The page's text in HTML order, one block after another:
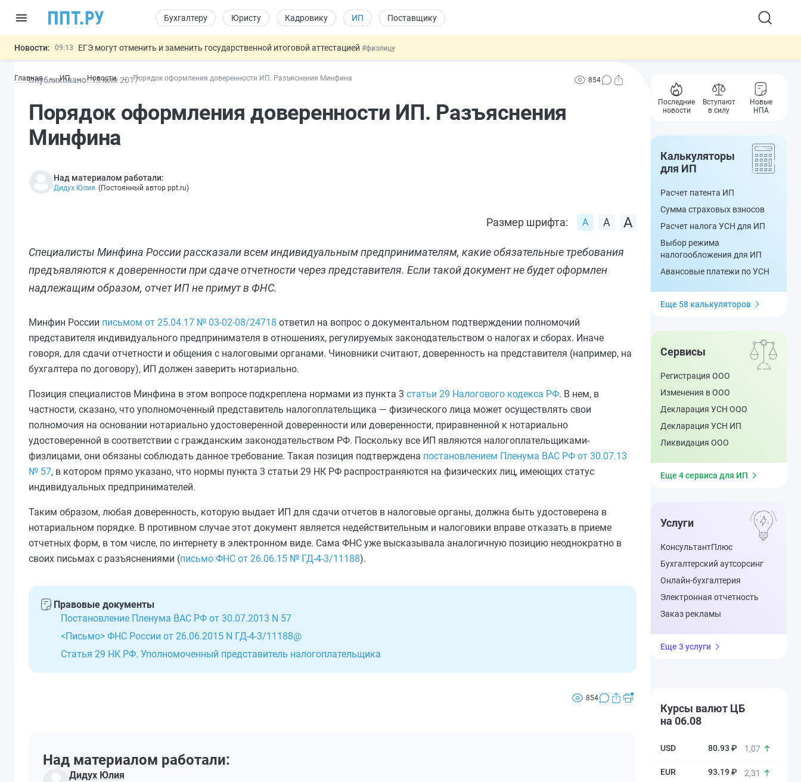
Бухгалтеру Юристу Кадровику ИП Поставщику
Новости: 09:13 ЕГЭ могут отменить и заменить государственной итоговой аттестацией #физлицу
06.08 Минпромторг предложил запретить смешанные лоты электроники в госзакупках
06.08
Важно Обеспечительный платёж СПОТ могут заменить банковской гарантией#бухгалтеру
Главная ИП Новости Порядок оформления доверенности ИП. Разъяснения Минфина
Опубликовано: 15 мая 2017 854
Порядок оформления доверенности ИП. Разъяснения
Минфина
Над материалом работали:
Дидух Юлия (Постоянный автор ppt.ru)
Размер шрифта:
Специалисты Минфина России рассказали всем индивидуальным предпринимателям, какие обязательные требования
предъявляются к доверенности при сдаче отчетности через представителя. Если такой документ не будет оформлен
надлежащим образом, отчет ИП не примут в ФНС.
Минфин России письмом от 25.04.17 № 03-02-08/24718 ответил на вопрос о документальном подтверждении полномочий
представителя индивидуального предпринимателя в отношениях, регулируемых законодательством о налогах и сборах. Иначе
говоря, для сдачи отчетности и общения с налоговыми органами. Чиновники считают, доверенность на представителя (например, на
бухгалтера по договору), ИП должен заверить нотариально.
Позиция специалистов Минфина в этом вопросе подкреплена нормами из пункта 3 статьи 29 Налогового кодекса РФ. В нем, в
частности, сказано, что уполномоченный представитель налогоплательщика — физического лица может осуществлять свои
полномочия на основании нотариально удостоверенной доверенности или доверенности, приравненной к нотариально
удостоверенной в соответствии с гражданским законодательством РФ. Поскольку все ИП являются налогоплательщиками-
физлицами, они обязаны соблюдать данное требование. Такая позиция подтверждена постановлением Пленума ВАС РФ от 30.07.13
№ 57, в котором прямо указано, что нормы пункта 3 статьи 29 НК РФ распространяются на физических лиц, имеющих статус
индивидуальных предпринимателей.
Таким образом, любая доверенность, которую выдает ИП для сдачи отчетов в налоговые органы, должна быть удостоверена в
нотариальном порядке. В противном случае этот документ является недействительным и налоговики вправе отказать в приеме
отчетных форм, в том числе, по интернету в электронном виде. Сама ФНС уже высказывала аналогичную позицию неоднократно в
своих письмах с разъяснениями (письмо ФНС от 26.06.15 № ГД-4-3/11188).
Правовые документы
Постановление Пленума ВАС РФ от 30.07.2013 N 57
<Письмо> ФНС России от 26.06.2015 N ГД-4-3/11188@
Статья 29 НК РФ. Уполномоченный представитель налогоплательщика
854
Над материалом работали:
Дидух Юлия
Последние
новости
Вступают
в силу
Новые
НПА
Калькуляторы
для ИП
Расчет патента ИП
Сумма страховых взносов
Расчет налога УСН для ИП
Выбор режима
налогообложения для ИП
Авансовые платежи по УСН
Еще 58 калькуляторов
Сервисы
Регистрация ООО
Изменения в ООО
Декларация УСН ООО
Декларация УСН ИП
Ликвидация ООО
Еще 4 сервиса для ИП
Услуги
КонсультантПлюс
Бухгалтерский аутсорсинг
Онлайн-бухгалтерия
Электронная отчетность
Заказ рекламы
Еще 3 услуги
Курсы валют ЦБ
на 06.08
80.93 ₽ 1,07
93.19 ₽ 2,31